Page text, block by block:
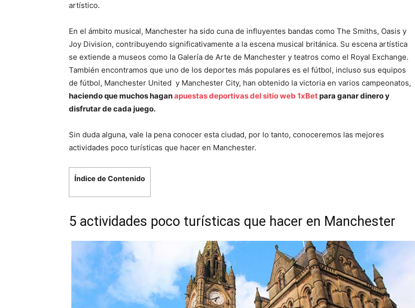
artístico.
En el ámbito musical, Manchester ha sido cuna de influyentes bandas como The Smiths, Oasis y
Joy Division, contribuyendo significativamente a la escena musical británica. Su escena artística
se extiende a museos como la Galería de Arte de Manchester y teatros como el Royal Exchange.
También encontramos que uno de los deportes más populares es el fútbol, incluso sus equipos
de fútbol, Manchester United y Manchester City, han obtenido la victoria en varios campeonatos,
haciendo que muchos haganapuestas deportivas del sitio web 1xBetpara ganar dinero y
disfrutar de cada juego.
Sin duda alguna, vale la pena conocer esta ciudad, por lo tanto, conoceremos las mejores
actividades poco turísticas que hacer en Manchester.
Índice de Contenido
5 actividades poco turísticas que hacer en Manchester